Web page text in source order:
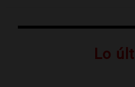
Lo